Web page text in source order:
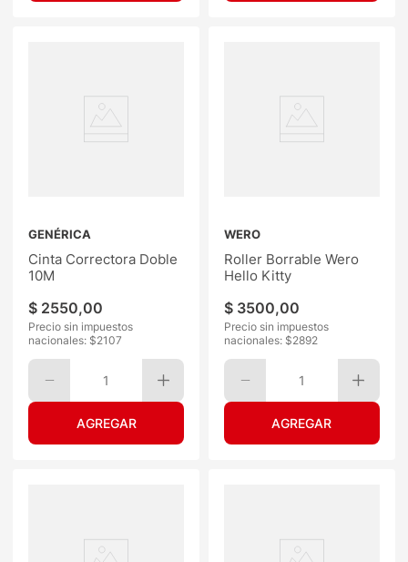
GENÉRICA
Cinta Correctora Doble
10M
$ 2550,00
Precio sin impuestos
nacionales: $2107
1
WERO
Roller Borrable Wero
Hello Kitty
$ 3500,00
Precio sin impuestos
nacionales: $2892
1